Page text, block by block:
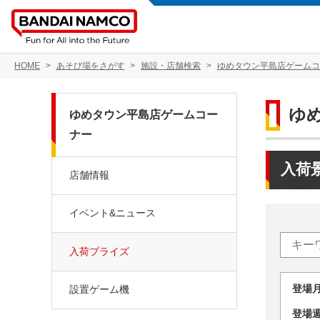
HOME あそび場をさがす 施設・店舗検索 ゆめタウン平島店ゲーム
ゆ
入荷
登
登
ゆめタウン平島店ゲームコー
ナー
店舗情報
イベント&ニュース
入荷プライズ
設置ゲーム機